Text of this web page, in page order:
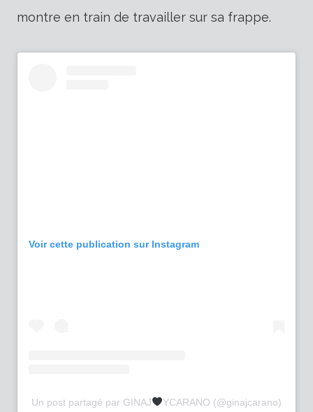
montre en train de travailler sur sa frappe.
Voir cette publication sur Instagram
Un post partagé par GINAJ YCARANO (@ginajcarano)